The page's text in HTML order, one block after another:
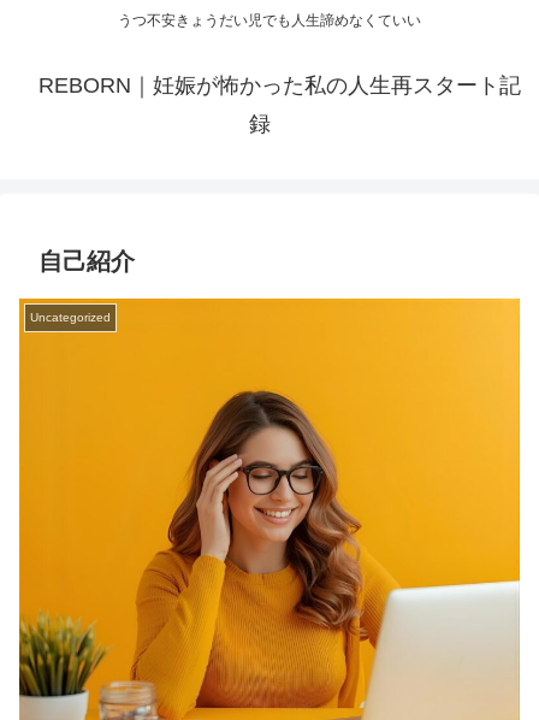
うつ不安きょうだい児でも人生諦めなくていい
REBORN｜妊娠が怖かった私の人生再スタート記
録
自己紹介
Uncategorized